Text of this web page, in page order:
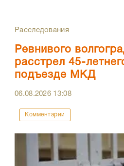
Расследования
Ревнивого
расстрел 45-
подъезде МКД
06.08.2026 13:08
Комментарии